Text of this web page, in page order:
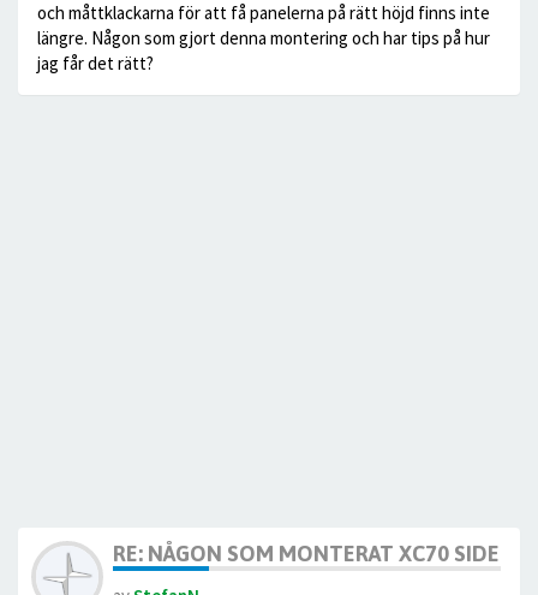
och måttklackarna för att få panelerna på rätt höjd finns inte
längre. Någon som gjort denna montering och har tips på hur
jag får det rätt?
RE: NÅGON SOM MONTERAT XC70 SIDE